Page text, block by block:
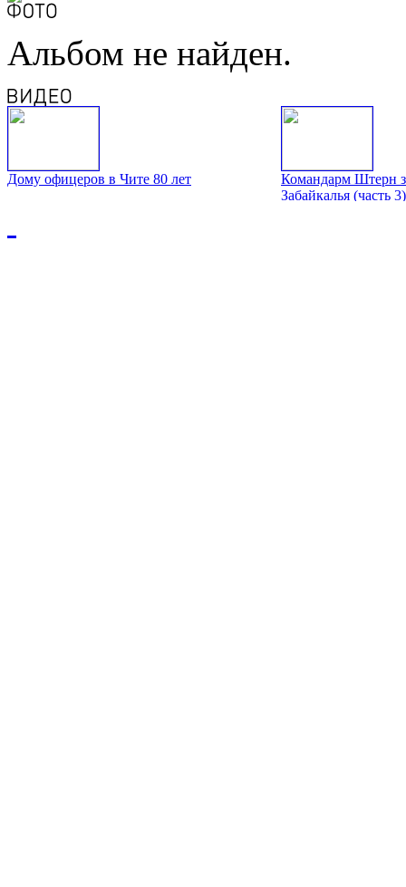
Альбом не найден.
Дому офицеров в Чите 80 лет
Командарм Штерн
Забайкалья (часть 3)